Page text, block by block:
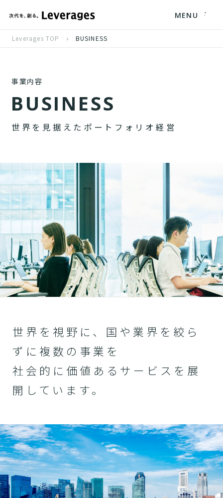
MENU
Leverages TOP BUSINESS
事業内容
BUSINESS
世 界 を 見 据 え た ポ ー ト フ ォ リ オ 経 営
世界を視野に、国や業界を絞ら
ずに複数の事業を
社会的に価値あるサービスを展
開しています。